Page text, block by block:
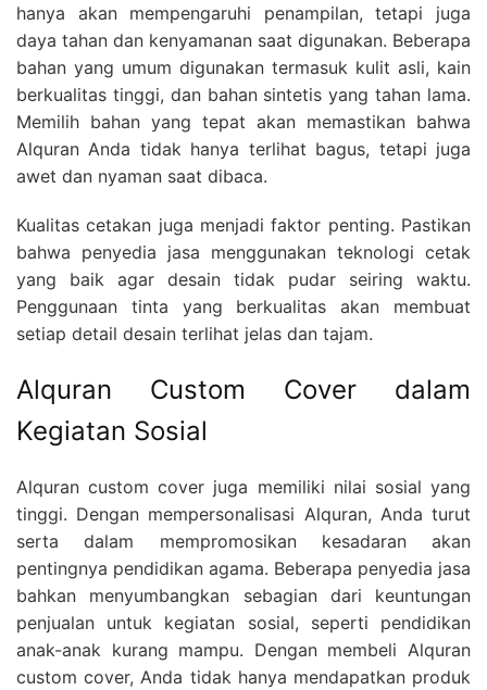
hanya akan mempengaruhi penampilan, tetapi juga
daya tahan dan kenyamanan saat digunakan. Beberapa
bahan yang umum digunakan termasuk kulit asli, kain
berkualitas tinggi, dan bahan sintetis yang tahan lama.
Memilih bahan yang tepat akan memastikan bahwa
Alquran Anda tidak hanya terlihat bagus, tetapi juga
awet dan nyaman saat dibaca.
Kualitas cetakan juga menjadi faktor penting. Pastikan
bahwa penyedia jasa menggunakan teknologi cetak
yang baik agar desain tidak pudar seiring waktu.
Penggunaan tinta yang berkualitas akan membuat
setiap detail desain terlihat jelas dan tajam.
Alquran Custom Cover dalam
Kegiatan Sosial
Alquran custom cover juga memiliki nilai sosial yang
tinggi. Dengan mempersonalisasi Alquran, Anda turut
serta dalam mempromosikan kesadaran akan
pentingnya pendidikan agama. Beberapa penyedia jasa
bahkan menyumbangkan sebagian dari keuntungan
penjualan untuk kegiatan sosial, seperti pendidikan
anak-anak kurang mampu. Dengan membeli Alquran
custom cover, Anda tidak hanya mendapatkan produk